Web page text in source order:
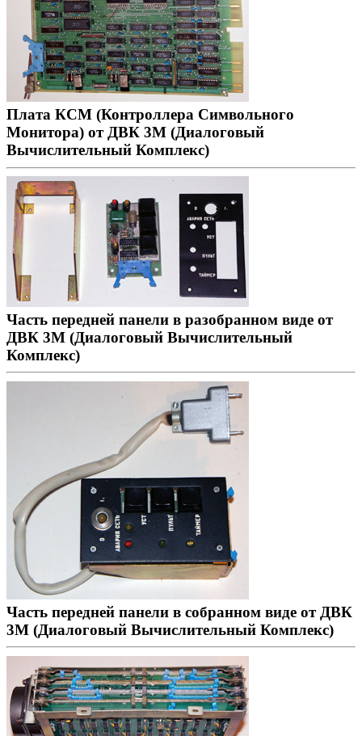
Плата КСМ (Контроллера Символьного
Монитора) от ДВК 3М (Диалоговый
Вычислительный Комплекс)
Часть передней панели в разобранном виде от
ДВК 3М (Диалоговый Вычислительный
Комплекс)
Часть передней панели в собранном виде от ДВК
3М (Диалоговый Вычислительный Комплекс)